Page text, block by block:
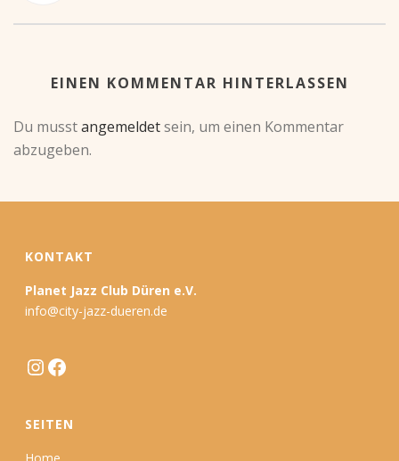
EINEN KOMMENTAR HINTERLASSEN
Du musstangemeldetsein, um einen Kommentar
abzugeben.
KONTAKT
Planet Jazz Club Düren e.V.
info@city-jazz-dueren.de
Instagram
Facebook
SEITEN